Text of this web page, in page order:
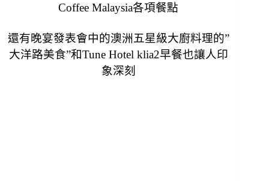
Coffee Malaysia各項餐點
還有晚宴發表會中的澳洲五星級大廚料理的”
大洋路美食”和Tune Hotel klia2早餐也讓人印
象深刻